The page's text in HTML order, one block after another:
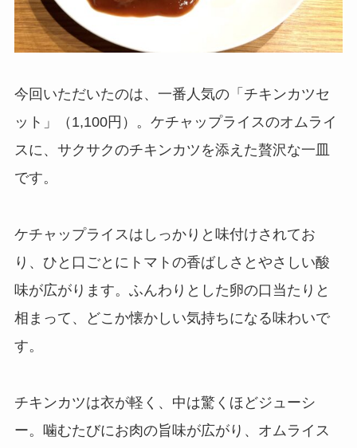
今回いただいたのは、一番人気の「チキンカツセ
ット」（1,100円）。ケチャップライスのオムライ
スに、サクサクのチキンカツを添えた贅沢な一皿
です。
ケチャップライスはしっかりと味付けされてお
り、ひと口ごとにトマトの香ばしさとやさしい酸
味が広がります。ふんわりとした卵の口当たりと
相まって、どこか懐かしい気持ちになる味わいで
す。
チキンカツは衣が軽く、中は驚くほどジューシ
ー。噛むたびにお肉の旨味が広がり、オムライス